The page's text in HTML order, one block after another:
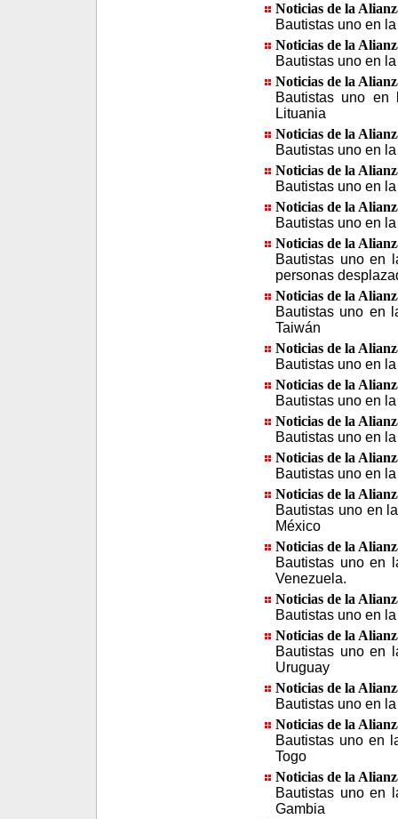
Noticias de la
Bautistas uno en
Noticias de la
Bautistas uno en
Noticias de la
Bautistas uno en
Lituania
Noticias de la
Bautistas uno en
Noticias de la
Bautistas uno en
Noticias de la
Bautistas uno en
Noticias de la
Bautistas uno en
personas
Noticias de la
Bautistas uno en
Taiwán
Noticias de la
Bautistas uno en
Noticias de la
Bautistas uno en
Noticias de la
Bautistas uno en
Noticias de la
Bautistas uno en
Noticias de la
Bautistas uno en
México
Noticias de la
Bautistas uno en
Venezuela.
Noticias de la
Bautistas uno en
Noticias de la
Bautistas uno en
Uruguay
Noticias de la
Bautistas uno en
Noticias de la
Bautistas uno en
Togo
Noticias de la
Bautistas uno en
Gambia